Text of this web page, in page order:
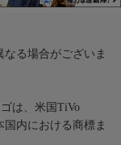
る場合がございま
は、米国TiVo
内における商標ま